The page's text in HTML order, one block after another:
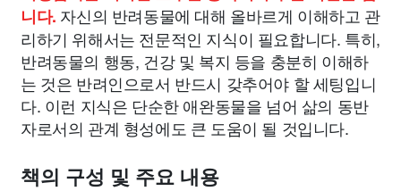
니다. 자신의 반려동물에 대해 올바르게 이해하고 관
리하기 위해서는 전문적인 지식이 필요합니다. 특히,
반려동물의 행동, 건강 및 복지 등을 충분히 이해하
는 것은 반려인으로서 반드시 갖추어야 할 세팅입니
다. 이런 지식은 단순한 애완동물을 넘어 삶의 동반
자로서의 관계 형성에도 큰 도움이 될 것입니다.
책의 구성 및 주요 내용